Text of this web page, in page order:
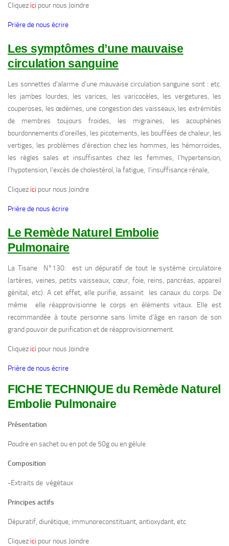
Cliquez ici pour nous Joindre
Prière de nous écrire
Les symptômes d’une mauvaise
circulation sanguine
Les sonnettes d’alarme d’une mauvaise circulation sanguine sont : etc.
les jambes lourdes, les varices, les varicocèles, les vergetures, les
couperoses, les œdèmes, une congestion des vaisseaux, les extrémités
de membres toujours froides, les migraines, les acouphènes
bourdonnements d’oreilles, les picotements, les bouffées de chaleur, les
vertiges, les problèmes d’érection chez les hommes, les hémorroïdes,
les règles sales et insuffisantes chez les femmes, l’hypertension,
l’hypotension, l’excès de cholestérol, la fatigue, l’insuffisance rénale,
Cliquez ici pour nous Joindre
Prière de nous écrire
Le Remède Naturel Embolie
Pulmonaire
La Tisane N°130: est un dépuratif de tout le système circulatoire
(artères, veines, petits vaisseaux, cœur, foie, reins, pancréas, appareil
génital, etc). A cet effet, elle purifie, assainit les canaux du corps. De
même elle réapprovisionne le corps en éléments vitaux. Elle est
recommandée à toute personne sans limite d’âge en raison de son
grand pouvoir de purification et de réapprovisionnement.
Cliquez ici pour nous Joindre
Prière de nous écrire
FICHE TECHNIQUE du Remède Naturel
Embolie Pulmonaire
Présentation
Poudre en sachet ou en pot de 50g ou en gélule
Composition
-Extraits de végétaux
Principes actifs
Dépuratif, diurétique, immunoreconstituant, antioxydant, etc
Cliquez ici pour nous Joindre